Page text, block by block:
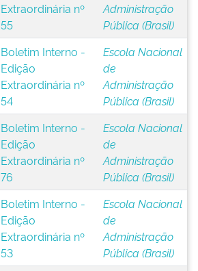
Extraordinária nº
55
Administração
Pública (Brasil)
Boletim Interno -
Edição
Extraordinária nº
54
Escola Nacional
de
Administração
Pública (Brasil)
Boletim Interno -
Edição
Extraordinária nº
76
Escola Nacional
de
Administração
Pública (Brasil)
Boletim Interno -
Edição
Extraordinária nº
53
Escola Nacional
de
Administração
Pública (Brasil)